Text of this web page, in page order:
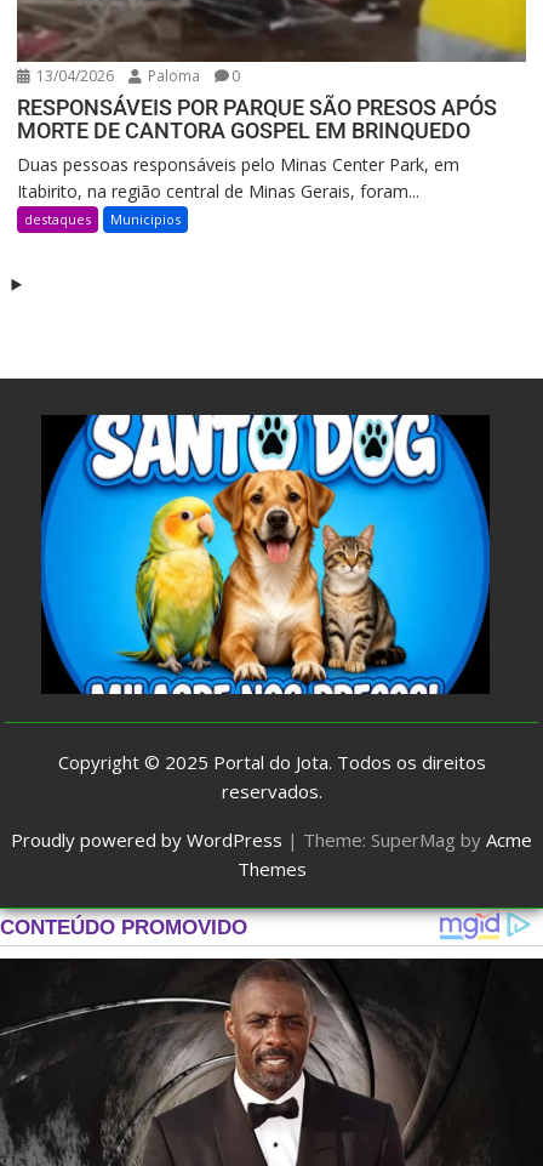
13/04/2026 Paloma 0
RESPONSÁVEIS POR PARQUE SÃO PRESOS APÓS
MORTE DE CANTORA GOSPEL EM BRINQUEDO
Duas pessoas responsáveis pelo Minas Center Park, em
Itabirito, na região central de Minas Gerais, foram...
destaques Municipios
Copyright © 2025 Portal do Jota. Todos os direitos
reservados.
Proudly powered by WordPress | Theme: SuperMag by Acme
Themes